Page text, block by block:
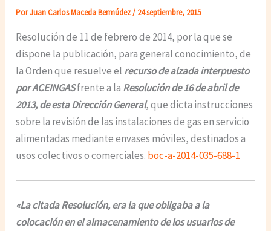
PorJuan Carlos Maceda Bermúdez/ 24 septiembre, 2015
Resolución de 11 de febrero de 2014, por la que se
dispone la publicación, para general conocimiento, de
la Orden que resuelve el recurso de alzada interpuesto
por ACEINGASfrente a la Resolución de 16 de abril de
2013, de esta Dirección General, que dicta instrucciones
sobre la revisión de las instalaciones de gas en servicio
alimentadas mediante envases móviles, destinados a
usos colectivos o comerciales. boc-a-2014-035-688-1
«La citada Resolución, era la que obligaba a la
colocación en el almacenamiento de los usuarios de